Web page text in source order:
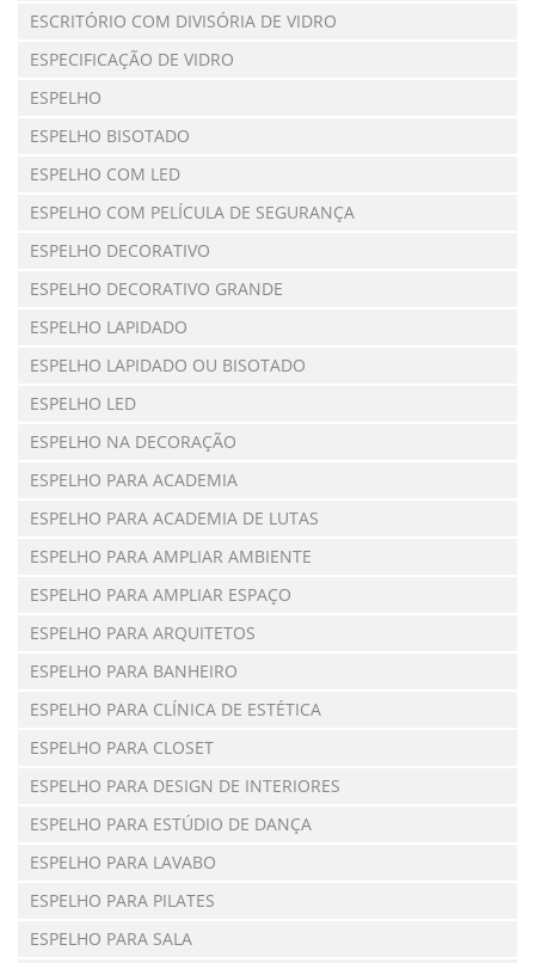
ESCRITÓRIO COM DIVISÓRIA DE VIDRO
ESPECIFICAÇÃO DE VIDRO
ESPELHO
ESPELHO BISOTADO
ESPELHO COM LED
ESPELHO COM PELÍCULA DE SEGURANÇA
ESPELHO DECORATIVO
ESPELHO DECORATIVO GRANDE
ESPELHO LAPIDADO
ESPELHO LAPIDADO OU BISOTADO
ESPELHO LED
ESPELHO NA DECORAÇÃO
ESPELHO PARA ACADEMIA
ESPELHO PARA ACADEMIA DE LUTAS
ESPELHO PARA AMPLIAR AMBIENTE
ESPELHO PARA AMPLIAR ESPAÇO
ESPELHO PARA ARQUITETOS
ESPELHO PARA BANHEIRO
ESPELHO PARA CLÍNICA DE ESTÉTICA
ESPELHO PARA CLOSET
ESPELHO PARA DESIGN DE INTERIORES
ESPELHO PARA ESTÚDIO DE DANÇA
ESPELHO PARA LAVABO
ESPELHO PARA PILATES
ESPELHO PARA SALA